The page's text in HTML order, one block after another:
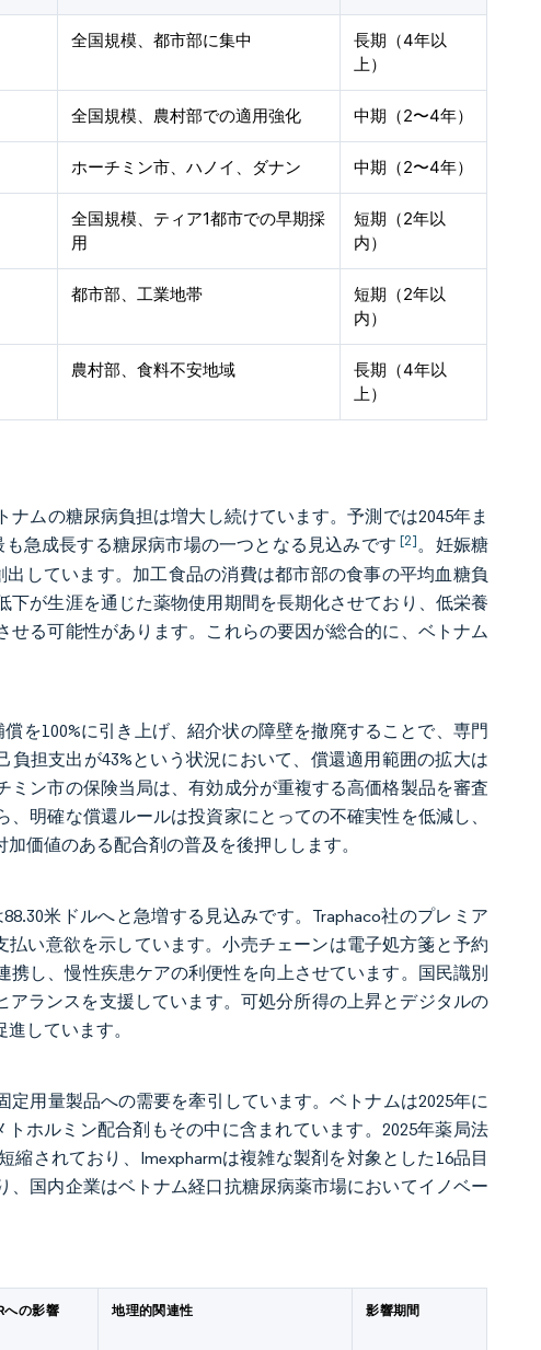
全国規模、都市部に集中
長期（4年以
上）
全国規模、農村部での適用強化 中期（2〜4年）
ホーチミン市、ハノイ、ダナン 中期（2〜4年）
全国規模、ティア1都市での早期採
用
短期（2年以
内）
都市部、工業地帯
短期（2年以
内）
農村部、食料不安地域
長期（4年以
上）
ムの糖尿病負担は増大し続けています。予測では2045年ま
急成長する糖尿病市場の一つとなる見込みです[2]。妊娠糖
しています。加工食品の消費は都市部の食事の平均血糖負
が生涯を通じた薬物使用期間を長期化させており、低栄養
る可能性があります。これらの要因が総合的に、ベトナム
を100%に引き上げ、紹介状の障壁を撤廃することで、専門
担支出が43%という状況において、償還適用範囲の拡大は
ン市の保険当局は、有効成分が重複する高価格製品を審査
明確な償還ルールは投資家にとっての不確実性を低減し、
価値のある配合剤の普及を後押しします。
米ドルへと急増する見込みです。Traphaco社のプレミア
い意欲を示しています。小売チェーンは電子処方箋と予約
携し、慢性疾患ケアの利便性を向上させています。国民識別
ランスを支援しています。可処分所得の上昇とデジタルの
しています。
用量製品への需要を牽引しています。ベトナムは2025年に
ホルミン配合剤もその中に含まれています。2025年薬局法
されており、Imexpharmは複雑な製剤を対象とした16品目
国内企業はベトナム経口抗糖尿病薬市場においてイノベー
への影響
地理的関連性 影響期間